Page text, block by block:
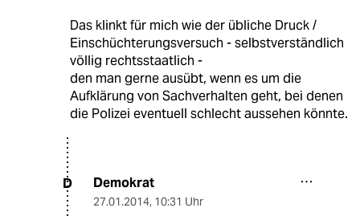
Das klinkt für mich wie der übliche Druck /
Einschüchterungsversuch - selbstverständlich
völlig rechtsstaatlich -
den man gerne ausübt, wenn es um die
Aufklärung von Sachverhalten geht, bei denen
die Polizei eventuell schlecht aussehen könnte.
D Demokrat
27.01.2014, 10:31 Uhr